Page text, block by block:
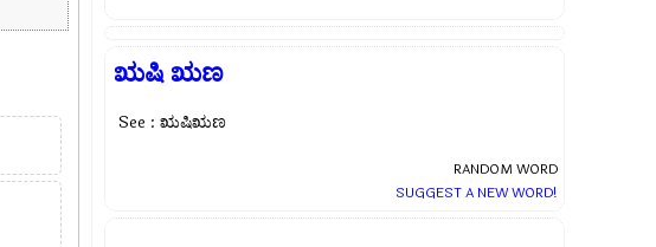
ಋಷಿ ಋಣ
See : ಋಷಿಋಣ
RANDOM WORD
SUGGEST A NEW WORD!